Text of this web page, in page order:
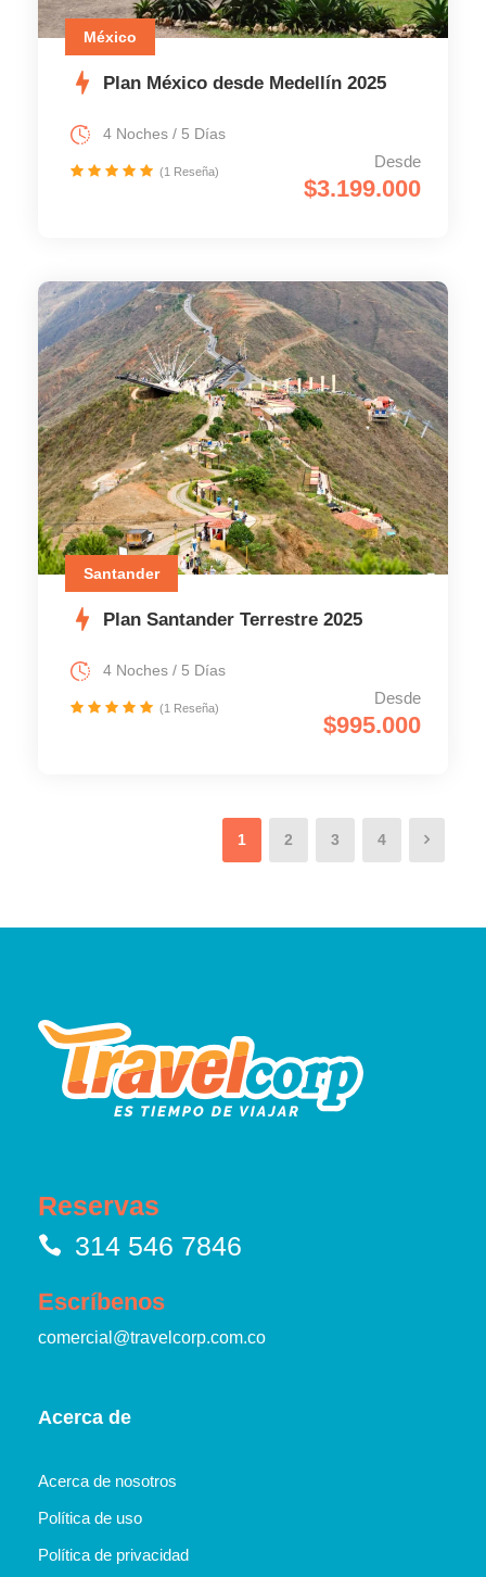
México
Plan México desde Medellín 2025
Desde
$3.199.000
4 Noches / 5 Días
(1 Reseña)
Santander
Plan Santander Terrestre 2025
Desde
$995.000
4 Noches / 5 Días
(1 Reseña)
1 2 3 4
Reservas
314 546 7846
Escríbenos
comercial@travelcorp.com.co
Acerca de
Acerca de nosotros
Política de uso
Política de privacidad